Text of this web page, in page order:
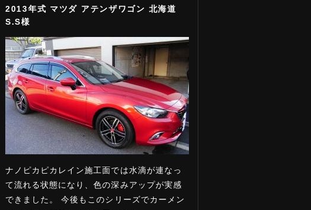
2013年式 マツダ アテンザワゴン 北海道
S.S様
ナノピカピカレイン施工面では水滴が連なっ
て流れる状態になり、色の深みアップが実感
できました。 今後もこのシリーズでカーメン